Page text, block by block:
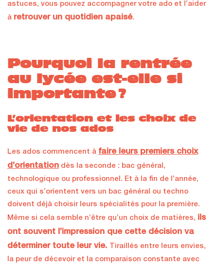
astuces, vous pouvez accompagner votre ado et l’aider
à retrouver un quotidien apaisé.
Pourquoi la rentrée
au lycée est-elle si
importante ?
L’orientation et les choix de
vie de nos ados
Les ados commencent à faire leurs premiers choix
d’orientation dès la seconde : bac général,
technologique ou professionnel. Et à la fin de l’année,
ceux qui s’orientent vers un bac général ou techno
doivent déjà choisir leurs spécialités pour la première.
Même si cela semble n’être qu’un choix de matières, ils
ont souvent l’impression que cette décision va
déterminer toute leur vie. Tiraillés entre leurs envies,
la peur de décevoir et la comparaison constante avec